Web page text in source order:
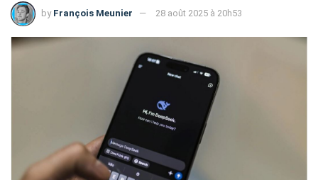
by François Meunier 28 août 2025 à 20h53